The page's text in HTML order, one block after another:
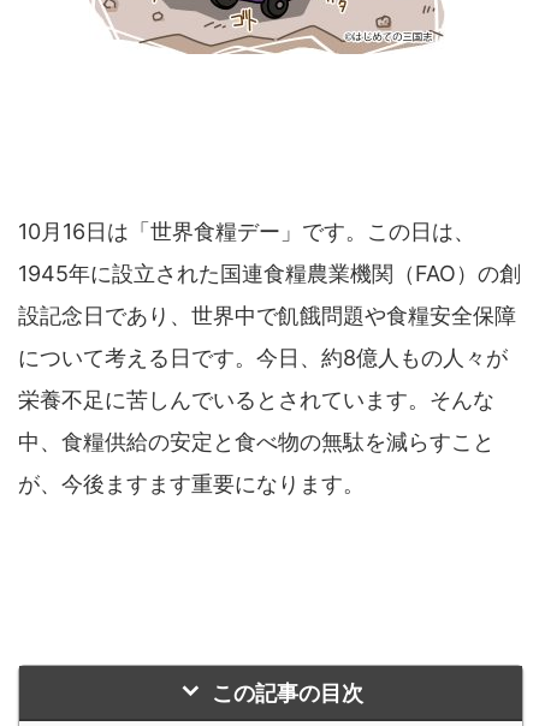
10月16日は「世界食糧デー」です。この日は、
1945年に設立された国連食糧農業機関（FAO）の創
設記念日であり、世界中で飢餓問題や食糧安全保障
について考える日です。今日、約8億人もの人々が
栄養不足に苦しんでいるとされています。そんな
中、食糧供給の安定と食べ物の無駄を減らすこと
が、今後ますます重要になります。
この記事の目次